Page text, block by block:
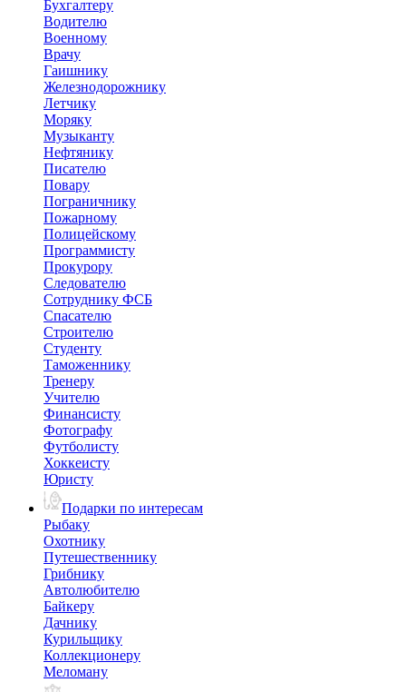
Бухгалтеру
Водителю
Военному
Врачу
Гаишнику
Железнодорожнику
Летчику
Моряку
Музыканту
Нефтянику
Писателю
Повару
Пограничнику
Пожарному
Полицейскому
Программисту
Прокурору
Следователю
Сотруднику ФСБ
Спасателю
Строителю
Студенту
Таможеннику
Тренеру
Учителю
Финансисту
Фотографу
Футболисту
Хоккеисту
Юристу
Подарки по интересам
Рыбаку
Охотнику
Путешественнику
Грибнику
Автолюбителю
Байкеру
Дачнику
Курильщику
Коллекционеру
Меломану